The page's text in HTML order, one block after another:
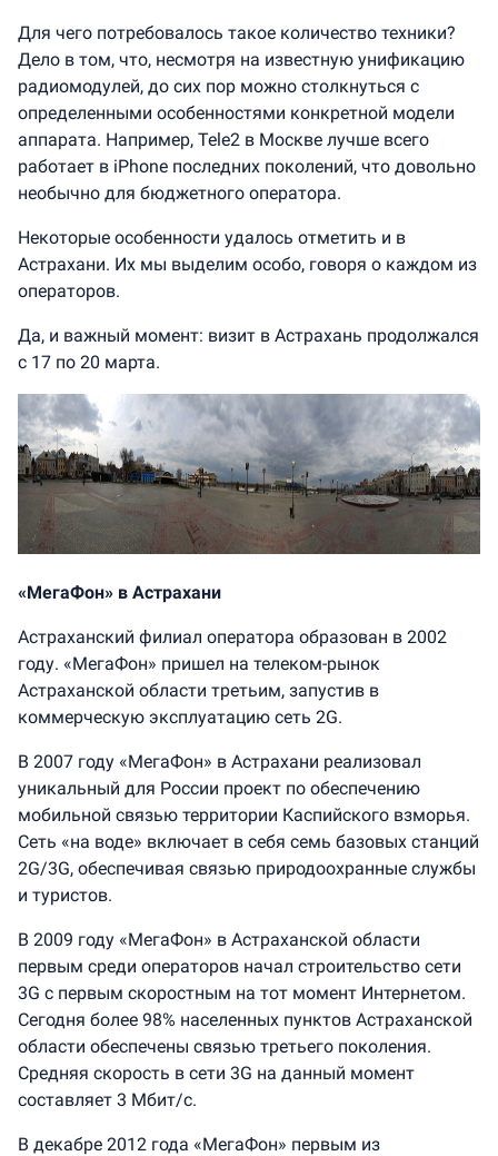
Для чего потребовалось такое количество техники?
Дело в том, что, несмотря на известную унификацию
радиомодулей, до сих пор можно столкнуться с
определенными особенностями конкретной модели
аппарата. Например, Tele2 в Москве лучше всего
работает в iPhone последних поколений, что довольно
необычно для бюджетного оператора.
Некоторые особенности удалось отметить и в
Астрахани. Их мы выделим особо, говоря о каждом из
операторов.
Да, и важный момент: визит в Астрахань продолжался
с 17 по 20 марта.
«МегаФон» в Астрахани
Астраханский филиал оператора образован в 2002
году. «МегаФон» пришел на телеком-рынок
Астраханской области третьим, запустив в
коммерческую эксплуатацию сеть 2G.
В 2007 году «МегаФон» в Астрахани реализовал
уникальный для России проект по обеспечению
мобильной связью территории Каспийского взморья.
Сеть «на воде» включает в себя семь базовых станций
2G/3G, обеспечивая связью природоохранные службы
и туристов.
В 2009 году «МегаФон» в Астраханской области
первым среди операторов начал строительство сети
3G с первым скоростным на тот момент Интернетом.
Сегодня более 98% населенных пунктов Астраханской
области обеспечены связью третьего поколения.
Средняя скорость в сети 3G на данный момент
составляет 3 Мбит/с.
В декабре 2012 года «МегаФон» первым из